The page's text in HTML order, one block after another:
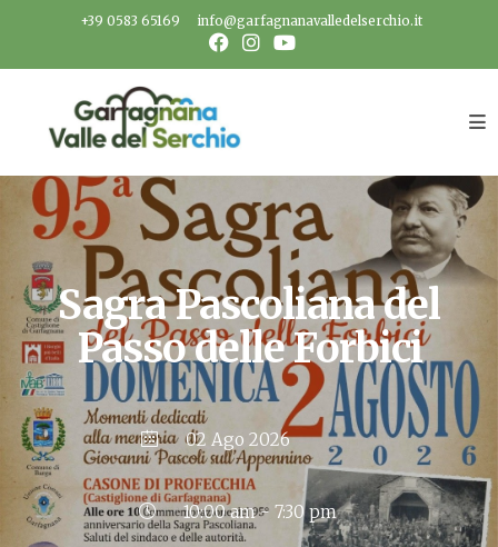
+39 0583 65169 info@garfagnanavalledelserchio.it
Sagra Pascoliana del
Passo delle Forbici
02 Ago 2026
10:00 am - 7:30 pm